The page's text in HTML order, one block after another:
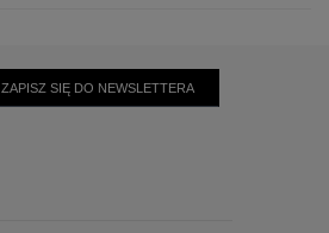
ZAPISZ SIĘ DO NEWSLETTERA